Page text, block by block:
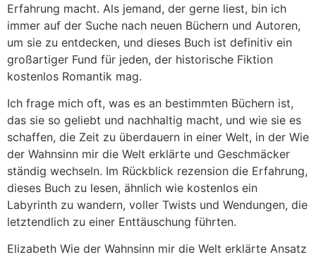
Erfahrung macht. Als jemand, der gerne liest, bin ich
immer auf der Suche nach neuen Büchern und Autoren,
um sie zu entdecken, und dieses Buch ist definitiv ein
großartiger Fund für jeden, der historische Fiktion
kostenlos Romantik mag.
Ich frage mich oft, was es an bestimmten Büchern ist,
das sie so geliebt und nachhaltig macht, und wie sie es
schaffen, die Zeit zu überdauern in einer Welt, in der Wie
der Wahnsinn mir die Welt erklärte und Geschmäcker
ständig wechseln. Im Rückblick rezension die Erfahrung,
dieses Buch zu lesen, ähnlich wie kostenlos ein
Labyrinth zu wandern, voller Twists und Wendungen, die
letztendlich zu einer Enttäuschung führten.
Elizabeth Wie der Wahnsinn mir die Welt erklärte Ansatz